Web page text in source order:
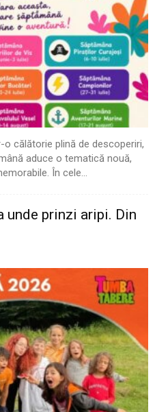
călătorie plină de descoperiri,
aduce o tematică nouă,
În cele...
unde prinzi aripi. Din